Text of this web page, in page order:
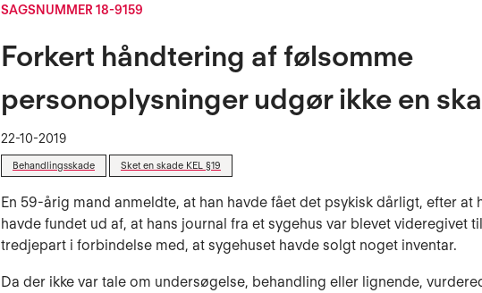
SAGSNUMMER 18-9159
Forkert håndtering af følsomme
personoplysninger udgør ikke en
22-10-2019
Behandlingsskade Sket en skade KEL §19
En 59-årig mand anmeldte, at han havde fået det psykisk dårligt, efter at
havde fundet ud af, at hans journal fra et sygehus var blevet videregivet
tredjepart i forbindelse med, at sygehuset havde solgt noget inventar.
Da der ikke var tale om undersøgelse, behandling eller lignende,